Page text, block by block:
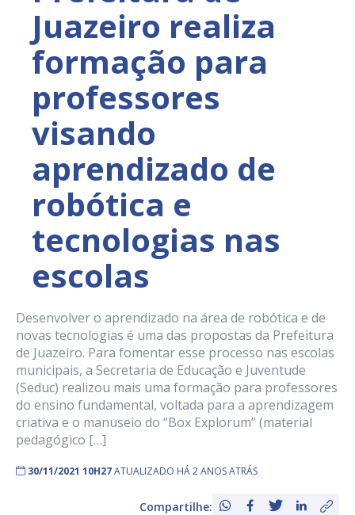
Juazeiro realiza
formação para
professores
visando
aprendizado de
robótica e
tecnologias nas
escolas
Desenvolver o aprendizado na área de robótica e de
novas tecnologias é uma das propostas da Prefeitura
de Juazeiro. Para fomentar esse processo nas escolas
municipais, a Secretaria de Educação e Juventude
(Seduc) realizou mais uma formação para professores
do ensino fundamental, voltada para a aprendizagem
criativa e o manuseio do “Box Explorum” (material
pedagógico […]
30/11/2021 10H27ATUALIZADO HÁ 2 ANOS ATRÁS
Compartilhe: